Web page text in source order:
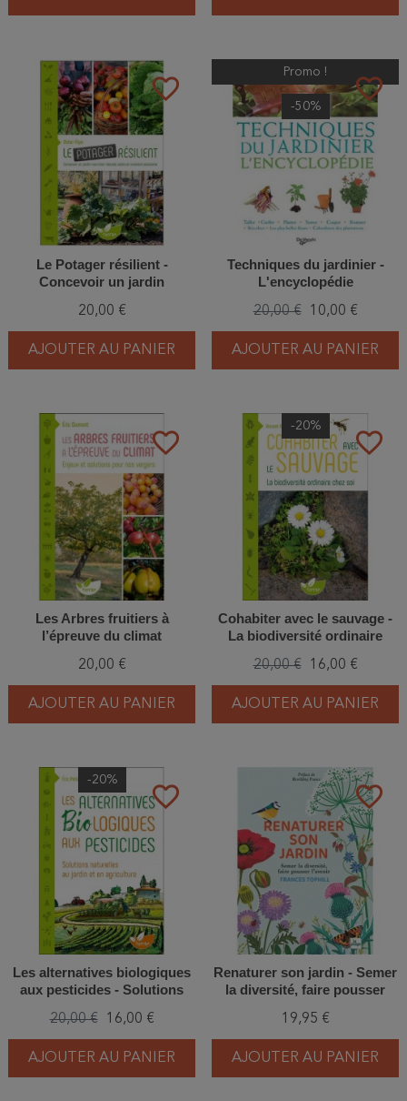
favorite_border
Le Potager résilient -
Concevoir un jardin
vraiment autonome
20,00 €
AJOUTER AU PANIER
favorite_border
Promo !
-50%
Techniques du jardinier -
L'encyclopédie
20,00 € 10,00 €
AJOUTER AU PANIER
favorite_border
Les Arbres fruitiers à
l’épreuve du climat
20,00 €
AJOUTER AU PANIER
favorite_border
-20%
Cohabiter avec le sauvage -
La biodiversité ordinaire
20,00 € 16,00 €
AJOUTER AU PANIER
favorite_border
-20%
Les alternatives biologiques
aux pesticides - Solutions
agriculture
20,00 € 16,00 €
AJOUTER AU PANIER
favorite_border
Renaturer son jardin - Semer
la diversité, faire pousser
19,95 €
AJOUTER AU PANIER